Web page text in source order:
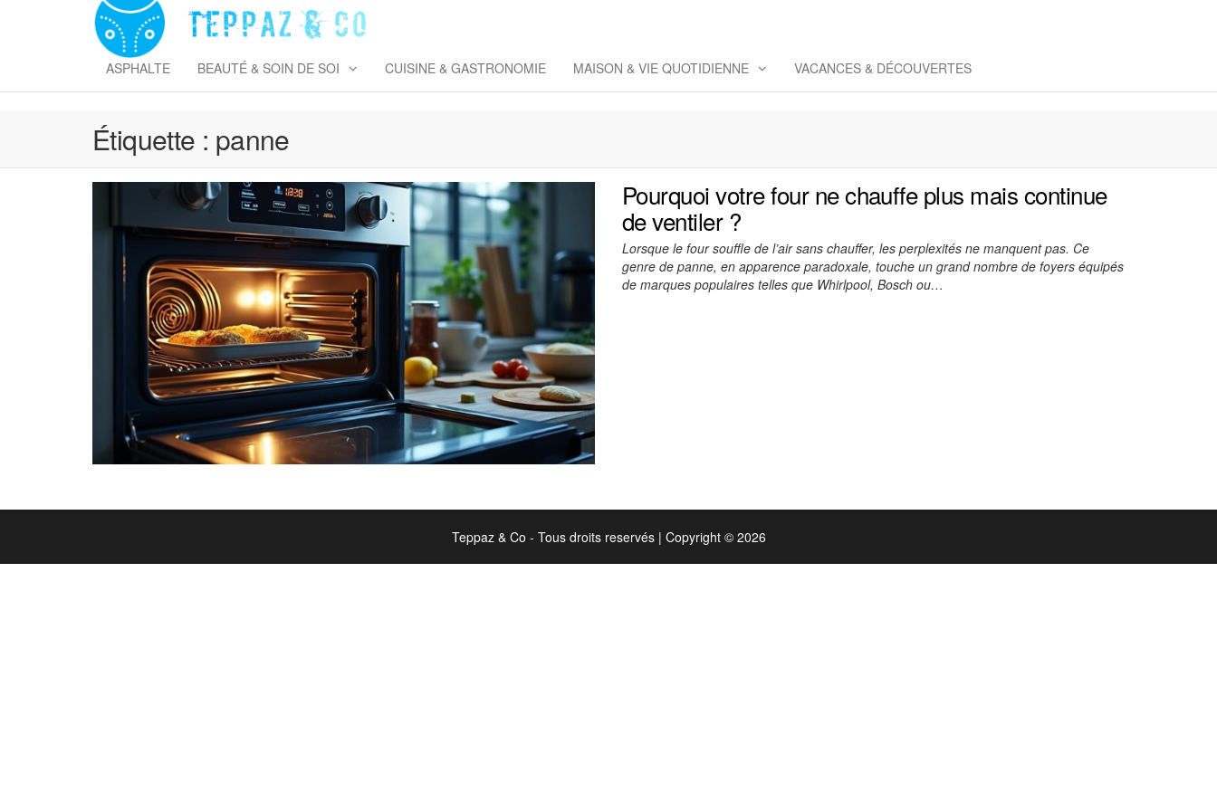
& Co
ASPHALTE BEAUTÉ & SOIN DE SOI CUISINE & GASTRONOMIE MAISON & VIE QUOTIDIENNE VACANCES & DÉCOUVERTES
Étiquette : panne
Pourquoi votre four ne chauffe plus mais continue
de ventiler ?
Lorsque le four souffle de l’air sans chauffer, les perplexités ne manquent pas. Ce
genre de panne, en apparence paradoxale, touche un grand nombre de foyers équipés
de marques populaires telles que Whirlpool, Bosch ou…
Teppaz & Co - Tous droits reservés | Copyright © 2026